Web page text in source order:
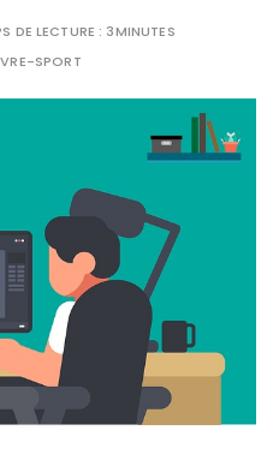
DE LECTURE : 3MINUTES
SPORT